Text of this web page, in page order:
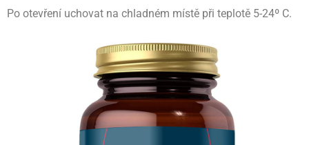
Po otevření uchovat na chladném místě při teplotě 5-24º C.